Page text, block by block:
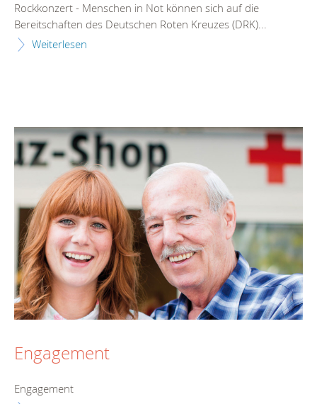
Rockkonzert - Menschen in Not können sich auf die
Bereitschaften des Deutschen Roten Kreuzes (DRK)...
Weiterlesen
Engagement
Engagement